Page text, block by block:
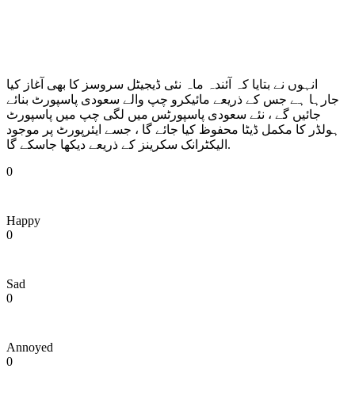
انہوں نے بتایا کہ آئندہ ماہ نئی ڈیجیٹل سروسز کا بھی آغاز کیا
جارہا ہے جس کے ذریعے مائیکرو چپ والے سعودی پاسپورٹ بنائے
جائیں گے ، نئے سعودی پاسپورٹس میں لگی چپ میں پاسپورٹ
ہولڈر کا مکمل ڈیٹا محفوظ کیا جائے گا ، جسے ایئرپورٹ پر موجود
الیکٹرانک سکرینز کے ذریعے دیکھا جاسکے گا.
0
Happy
0
Sad
0
Annoyed
0